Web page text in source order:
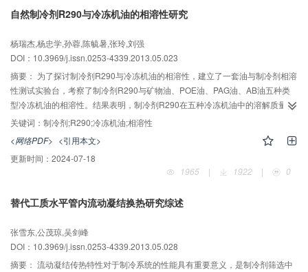
自然制冷剂R290与冷冻机油的相溶性研究
杨瑞杰,杨忠学,孙蓉,陈毓暑,张玲,刘强
DOI：10.3969/j.issn.0253-4339.2013.05.023
摘要： 为了探讨制冷剂R290与冷冻机油的相溶性，建立了一套油与制冷剂相溶
性测试实验台，考察了制冷剂R290与矿物油、POE油、PAG油、AB油五种类
型冷冻机油的相溶性。结果表明，制冷剂R290在五种冷冻机油中的溶解质量百
分含量顺序为：AB油＞环烷基矿物油＞烷基矿物油＞POE油＞PAG油；R290
在烷基矿物油、POE油、PAG油中的溶解质量百分含量均随温度的增大而降
低，随压力的增大而升高；在环烷基矿物油、POE油、PAG油中的溶解质量百
分含量均随运动粘度增大而降低；与运动粘度相比，温度和压力对R290在冷冻
关键词： 制冷剂;R290;冷冻机油;相溶性
<网络PDF> <引用本文>
更新时间： 2024-07-18
1965
| 1922 | 0
替代工质水平管内流动凝结换热研究综述
张雪东,公茂琼,吴剑峰
DOI：10.3969/j.issn.0253-4339.2013.05.028
摘要： 流动凝结传热特性对于制冷系统的性能具有重要意义，是制冷剂筛选中